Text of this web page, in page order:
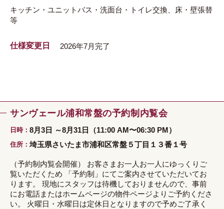
キッチン・ユニットバス・洗面台・トイレ交換、床・壁張替
等
仕様変更日 2026年7月完了
サンヴェール浦和常盤の予約制内覧会
日時 8月3日 ～8月31日（11:00 AM〜06:30 PM）
住所 埼玉県さいたま市浦和区常盤５丁目１３番１号
（予約制内覧会開催） お客さまお一人お一人にゆっくりご
覧いただくため 「予約制」にてご案内させていただいてお
ります。 現地にスタッフは待機しておりませんので、事前
にお電話またはホームページの物件ページよりご予約くださ
い。 火曜日・水曜日は定休日となりますので予めご了承く